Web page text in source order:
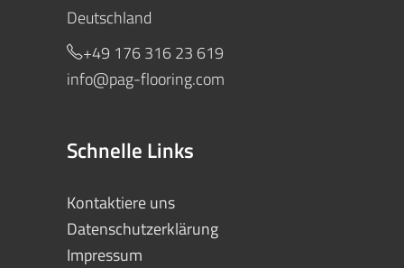
Deutschland
+49 176 316 23 619
info@pag-flooring.com
Schnelle Links
Kontaktiere uns
Datenschutzerklärung
Impressum